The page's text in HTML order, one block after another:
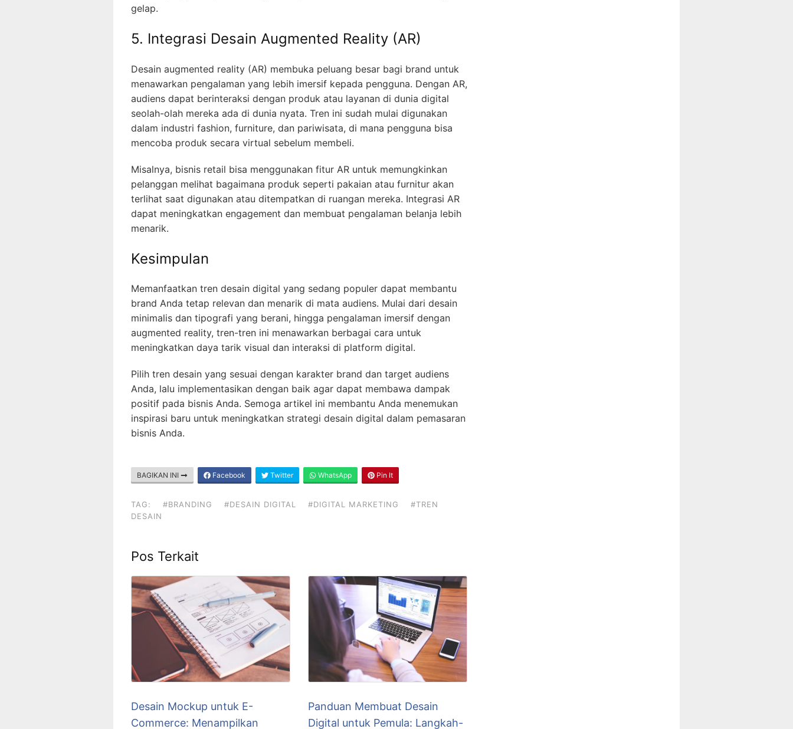
gelap.
5. Integrasi Desain Augmented Reality (AR)
Desain augmented reality (AR) membuka peluang besar bagi brand untuk
menawarkan pengalaman yang lebih imersif kepada pengguna. Dengan AR,
audiens dapat berinteraksi dengan produk atau layanan di dunia digital
seolah-olah mereka ada di dunia nyata. Tren ini sudah mulai digunakan
dalam industri fashion, furniture, dan pariwisata, di mana pengguna bisa
mencoba produk secara virtual sebelum membeli.
Misalnya, bisnis retail bisa menggunakan fitur AR untuk memungkinkan
pelanggan melihat bagaimana produk seperti pakaian atau furnitur akan
terlihat saat digunakan atau ditempatkan di ruangan mereka. Integrasi AR
dapat meningkatkan engagement dan membuat pengalaman belanja lebih
menarik.
Kesimpulan
Memanfaatkan tren desain digital yang sedang populer dapat membantu
brand Anda tetap relevan dan menarik di mata audiens. Mulai dari desain
minimalis dan tipografi yang berani, hingga pengalaman imersif dengan
augmented reality, tren-tren ini menawarkan berbagai cara untuk
meningkatkan daya tarik visual dan interaksi di platform digital.
Pilih tren desain yang sesuai dengan karakter brand dan target audiens
Anda, lalu implementasikan dengan baik agar dapat membawa dampak
positif pada bisnis Anda. Semoga artikel ini membantu Anda menemukan
inspirasi baru untuk meningkatkan strategi desain digital dalam pemasaran
bisnis Anda.
BAGIKAN INI Facebook Twitter WhatsApp Pin It
TAG: #BRANDING #DESAIN DIGITAL #DIGITAL MARKETING
#TREN
DESAIN
Pos Terkait
Desain Mockup untuk E-
Commerce: Menampilkan
Panduan Membuat Desain
Digital untuk Pemula: Langkah-